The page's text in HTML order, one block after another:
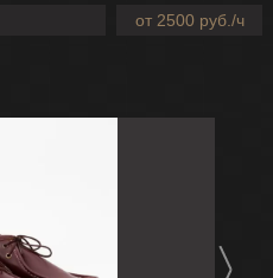
от 2500 руб./ч